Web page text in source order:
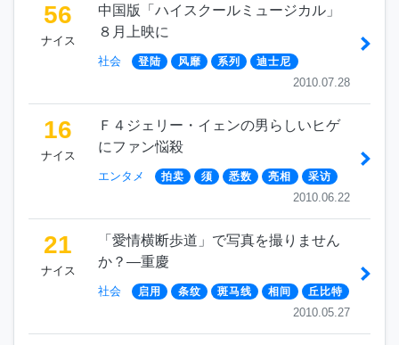
56
ナイス
中国版「ハイスクールミュージカル」
８月上映に
社会 登陆 风靡 系列 迪士尼
2010.07.28
16
ナイス
Ｆ４ジェリー・イェンの男らしいヒゲ
にファン悩殺
エンタメ 拍卖 须 悉数 亮相 采访
2010.06.22
21
ナイス
「愛情横断歩道」で写真を撮りません
か？―重慶
社会 启用 条纹 斑马线 相间 丘比特
2010.05.27